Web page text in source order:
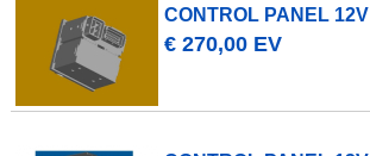
CONTROL PANEL 12V
€ 270,00 EV